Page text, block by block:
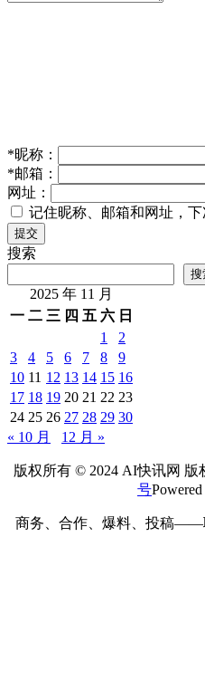
*昵称：
*邮箱：
网址：
记住昵称、邮箱和网址，下
提交
搜索
搜
2025 年 11 月
一 二 三 四 五 六 日
1
2
3
4 5 6 7 8
9
10 11 12 13 14 15 16
17 18 19 20 21 22 23
24 25 26 27 28 29 30
« 10 月
12 月 »
版权所有 © 2024 AI快讯网 版
号
商务、合作、爆料、投稿——